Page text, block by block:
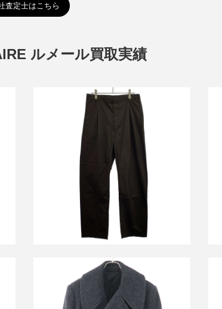
査定士はこちら
ルメール買取実績
ルメール タックコットンイージーパン
ツ 1159-343-7824 M 203 PA146 LF353
買取金額7,000円
詳しく見る
ルメール 23AW ショートコート